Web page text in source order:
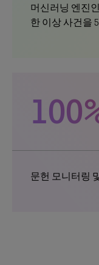
머신러닝 엔진
한 이상 사건을
문헌 모니터링